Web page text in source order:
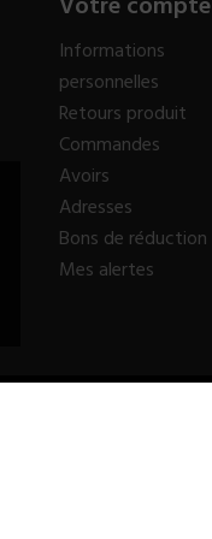
Informations
personnelles
Retours produit
Commandes
Avoirs
Adresses
Bons de réduction
Mes alertes